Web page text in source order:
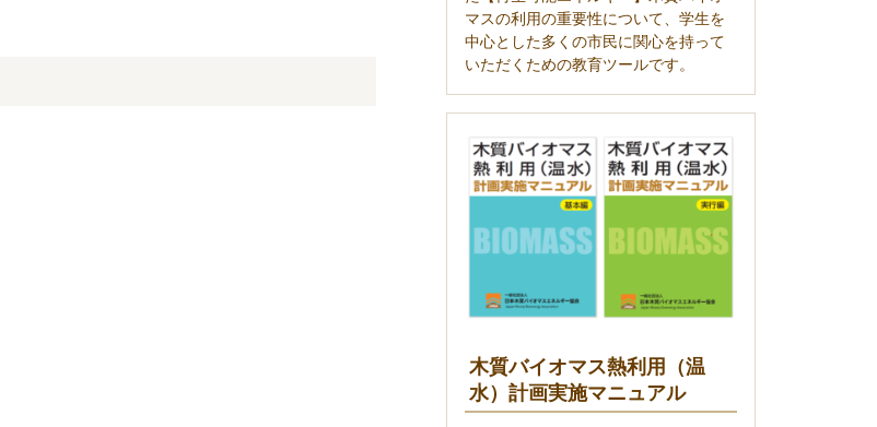
マスの利用の重要性について、学生を
中心とした多くの市民に関心を持って
いただくための教育ツールです。
木質バイオマス熱利用（温
水）計画実施マニュアル